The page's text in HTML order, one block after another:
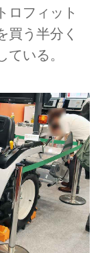
ロフィット
買う半分く
いる。